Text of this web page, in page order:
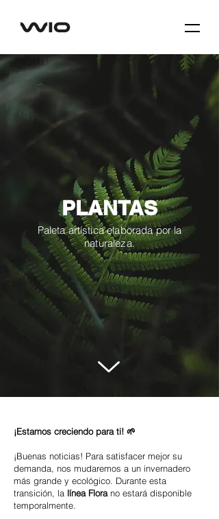
PLANTAS
Paleta artística elaborada por la
naturaleza.
¡Estamos creciendo para ti! 🌱
¡Buenas noticias! Para satisfacer mejor su
demanda, nos mudaremos a un invernadero
más grande y ecológico. Durante esta
transición, la línea Florano estará disponible
temporalmente.